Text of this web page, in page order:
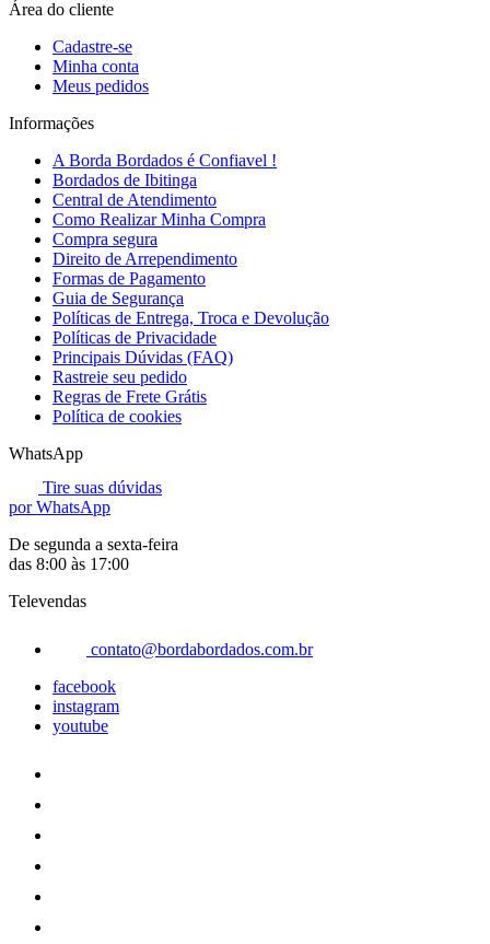
Área do cliente
Cadastre-se
Minha conta
Meus pedidos
Informações
A Borda Bordados é Confiavel !
Bordados de Ibitinga
Central de Atendimento
Como Realizar Minha Compra
Compra segura
Direito de Arrependimento
Formas de Pagamento
Guia de Segurança
Políticas de Entrega, Troca e Devolução
Políticas de Privacidade
Principais Dúvidas (FAQ)
Rastreie seu pedido
Regras de Frete Grátis
Política de cookies
WhatsApp
Tire suas dúvidas
por WhatsApp
De segunda a sexta-feira
das 8:00 às 17:00
Televendas
contato@bordabordados.com.br
facebook
instagram
youtube